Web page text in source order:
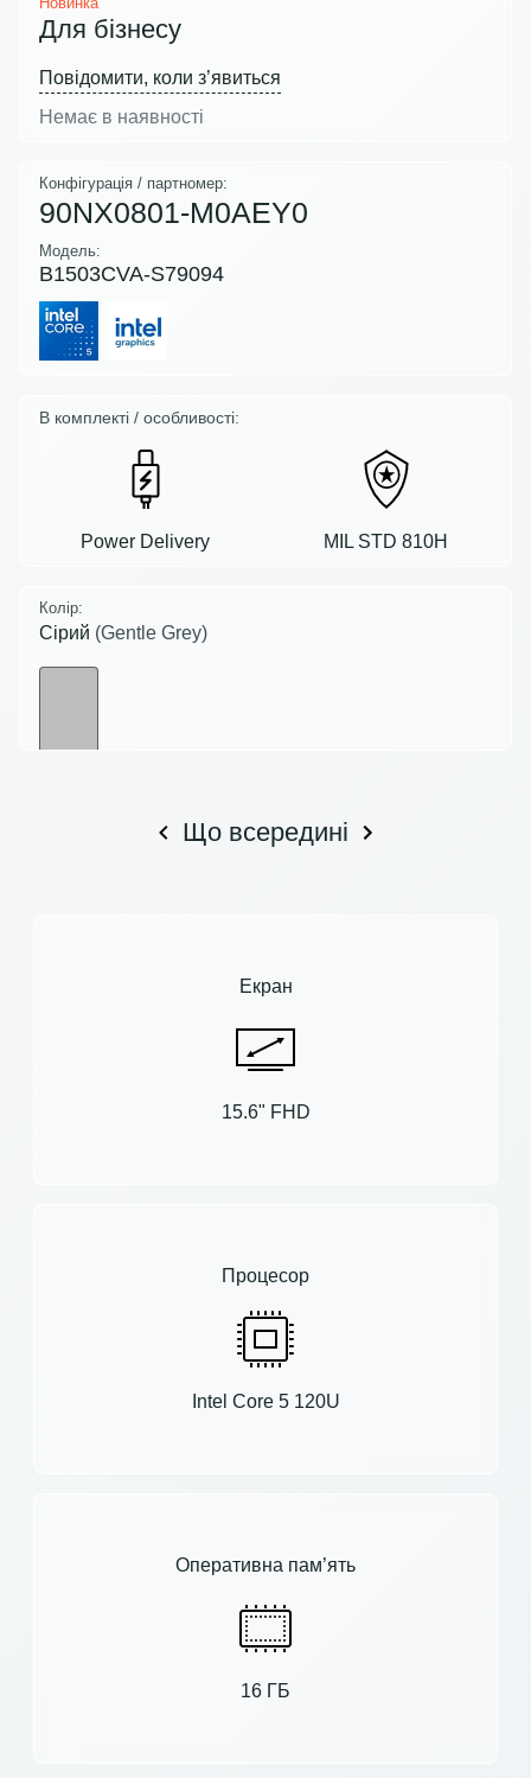
Для бізнесу
Повідомити, коли з’явиться
Немає в наявності
Конфігурація / партномер:
90NX0801-M0AEY0
Модель:
B1503CVA-S79094
В комплекті / особливості:
Power Delivery MIL STD 810H
Колір:
Сірий (Gentle Grey)
Що всередині
Екран
15.6" FHD
Процесор
Intel Core 5 120U
Оперативна пам’ять
16 ГБ